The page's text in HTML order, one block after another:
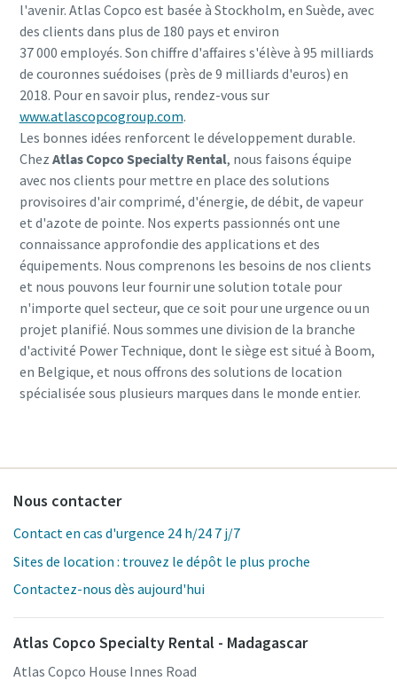
l'avenir. Atlas Copco est basée à Stockholm, en Suède, avec
des clients dans plus de 180 pays et environ
37 000 employés. Son chiffre d'affaires s'élève à 95 milliards
de couronnes suédoises (près de 9 milliards d'euros) en
2018. Pour en savoir plus, rendez-vous sur
www.atlascopcogroup.com.
Les bonnes idées renforcent le développement durable.
Chez Atlas Copco Specialty Rental, nous faisons équipe
avec nos clients pour mettre en place des solutions
provisoires d'air comprimé, d'énergie, de débit, de vapeur
et d'azote de pointe. Nos experts passionnés ont une
connaissance approfondie des applications et des
équipements. Nous comprenons les besoins de nos clients
et nous pouvons leur fournir une solution totale pour
n'importe quel secteur, que ce soit pour une urgence ou un
projet planifié. Nous sommes une division de la branche
d'activité Power Technique, dont le siège est situé à Boom,
en Belgique, et nous offrons des solutions de location
spécialisée sous plusieurs marques dans le monde entier.
Nous contacter
Contact en cas d'urgence 24 h/24 7 j/7
Sites de location : trouvez le dépôt le plus proche
Contactez-nous dès aujourd'hui
Atlas Copco Specialty Rental - Madagascar
Atlas Copco House Innes Road